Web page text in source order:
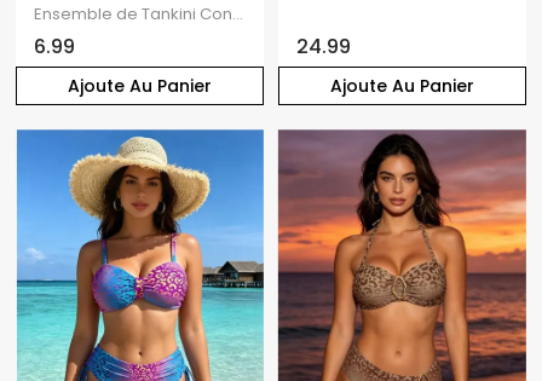
Ajoute Au Panier
Ensemble de Tankini Contrôle du Ventre Superposé Imprimé Fleuri à Taille Haute de Plage
6.99
Ajoute Au Panier
24.99